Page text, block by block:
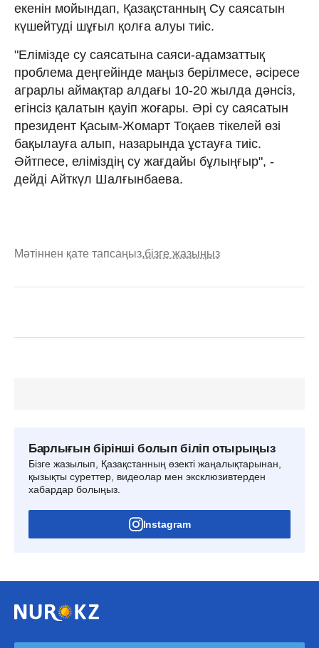
екенін мойындап, Қазақстанның Су саясатын
күшейтуді шұғыл қолға алуы тиіс.
"Елімізде су саясатына саяси-адамзаттық
проблема деңгейінде маңыз берілмесе, әсіресе
аграрлы аймақтар алдағы 10-20 жылда дәнсіз,
егінсіз қалатын қауіп жоғары. Әрі су саясатын
президент Қасым-Жомарт Тоқаев тікелей өзі
бақылауға алып, назарында ұстауға тиіс.
Әйтпесе, еліміздің су жағдайы бұлыңғыр", -
дейді Айткүл Шалғынбаева.
Мәтіннен қате тапсаңыз,бізге жазыңыз
Барлығын бірінші болып біліп отырыңыз
Бізге жазылып, Қазақстанның өзекті жаңалықтарынан,
қызықты суреттер, видеолар мен эксклюзивтерден
хабардар болыңыз.
Instagram